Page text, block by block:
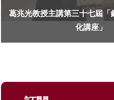
葛兆光教授主講第三十七屆「
化講座」